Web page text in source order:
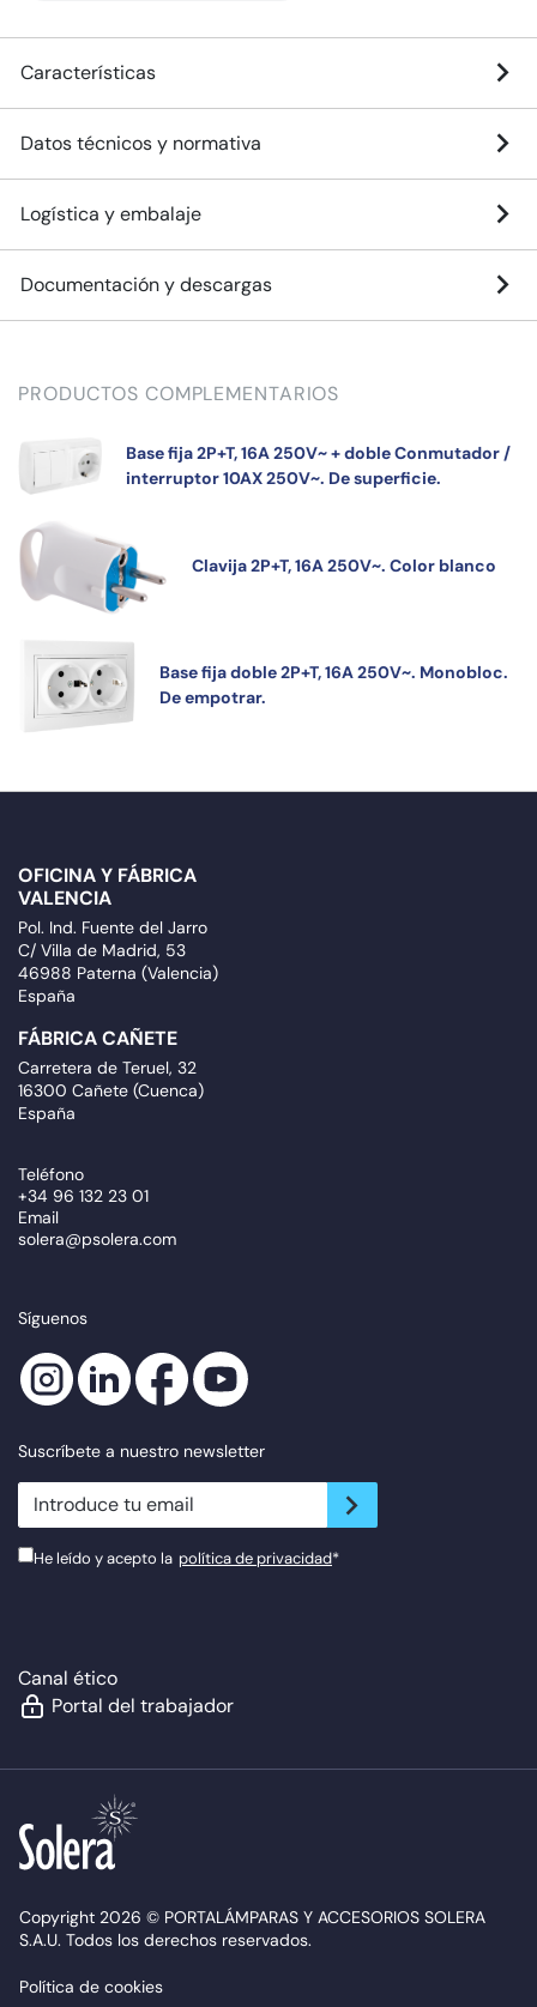
Características
Datos técnicos y normativa
Logística y embalaje
Documentación y descargas
PRODUCTOS COMPLEMENTARIOS
Base fija 2P+T, 16A 250V~ + doble Conmutador /
interruptor 10AX 250V~. De superficie.
Clavija 2P+T, 16A 250V~. Color blanco
Base fija doble 2P+T, 16A 250V~. Monobloc.
De empotrar.
OFICINA Y FÁBRICA
VALENCIA
Pol. Ind. Fuente del Jarro
C/ Villa de Madrid, 53
46988 Paterna (Valencia)
España
FÁBRICA CAÑETE
Carretera de Teruel, 32
16300 Cañete (Cuenca)
España
Teléfono
+34 96 132 23 01
Email
solera@psolera.com
Síguenos
Suscríbete a nuestro newsletter
newsletter.suscribe
He leído y acepto la política de privacidad*
Canal ético
Portal del trabajador
Copyright 2026 © PORTALÁMPARAS Y ACCESORIOS SOLERA
S.A.U. Todos los derechos reservados.
Política de cookies